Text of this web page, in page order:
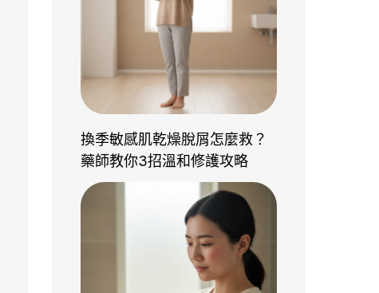
換季敏感肌乾燥脫屑怎麼救？
藥師教你3招溫和修護攻略